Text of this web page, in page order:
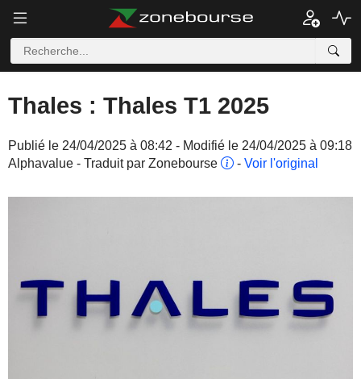
Thales : Thales T1 2025
Publié le 24/04/2025 à 08:42 - Modifié le 24/04/2025 à 09:18
Alphavalue - Traduit par Zonebourse
- Voir l'original